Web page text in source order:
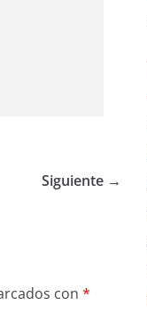
Siguiente →
con *